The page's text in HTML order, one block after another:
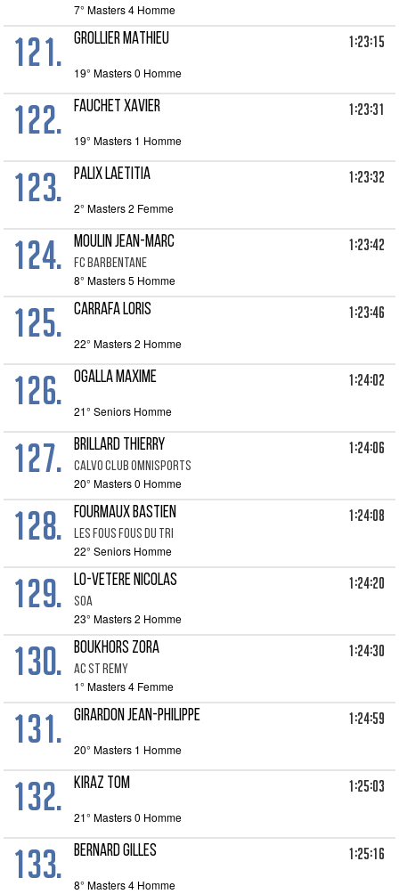
7° Masters 4 Homme
121. GROLLIER MATHIEU 1:23:15
19° Masters 0 Homme
122. FAUCHET XAVIER 1:23:31
19° Masters 1 Homme
123. PALIX LAETITIA 1:23:32
2° Masters 2 Femme
124. MOULIN JEAN-MARC
FC BARBENTANE
1:23:42
8° Masters 5 Homme
125. CARRAFA LORIS 1:23:46
22° Masters 2 Homme
126. OGALLA MAXIME 1:24:02
21° Seniors Homme
127. BRILLARD THIERRY
CALVO CLUB OMNISPORTS
1:24:06
20° Masters 0 Homme
128. FOURMAUX BASTIEN
LES FOUS FOUS DU TRI
1:24:08
22° Seniors Homme
129. LO-VETERE NICOLAS
SOA
1:24:20
23° Masters 2 Homme
130. BOUKHORS ZORA
AC ST REMY
1:24:30
1° Masters 4 Femme
131. GIRARDON Jean-Philippe 1:24:59
20° Masters 1 Homme
132. KIRAZ TOM 1:25:03
21° Masters 0 Homme
133. BERNARD GILLES 1:25:16
8° Masters 4 Homme